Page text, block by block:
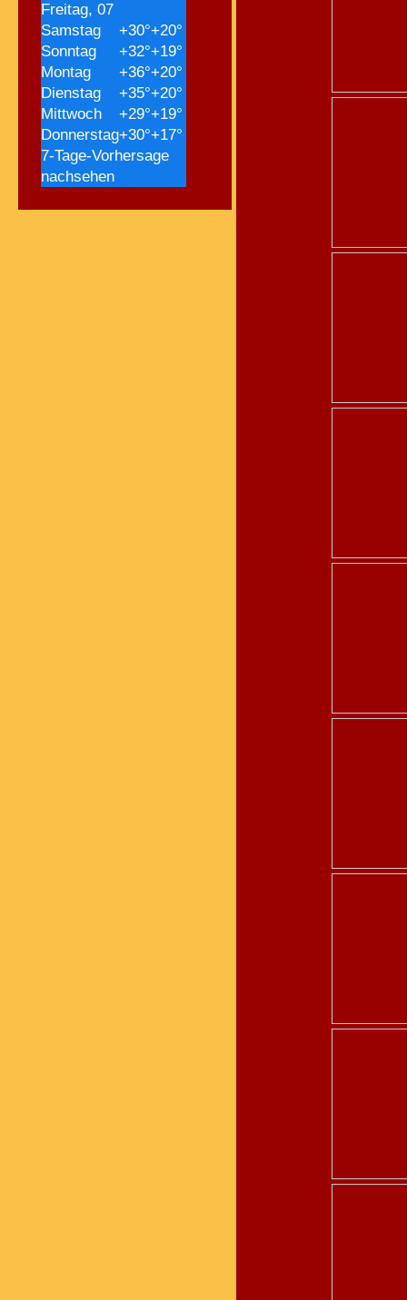
Freitag, 07
Samstag
+30°+20°
Sonntag
+32°+19°
Montag
+36°+20°
Dienstag
+35°+20°
Mittwoch
+29°+19°
Donnerstag+30°+17°
7-Tage-Vorhersage
nachsehen